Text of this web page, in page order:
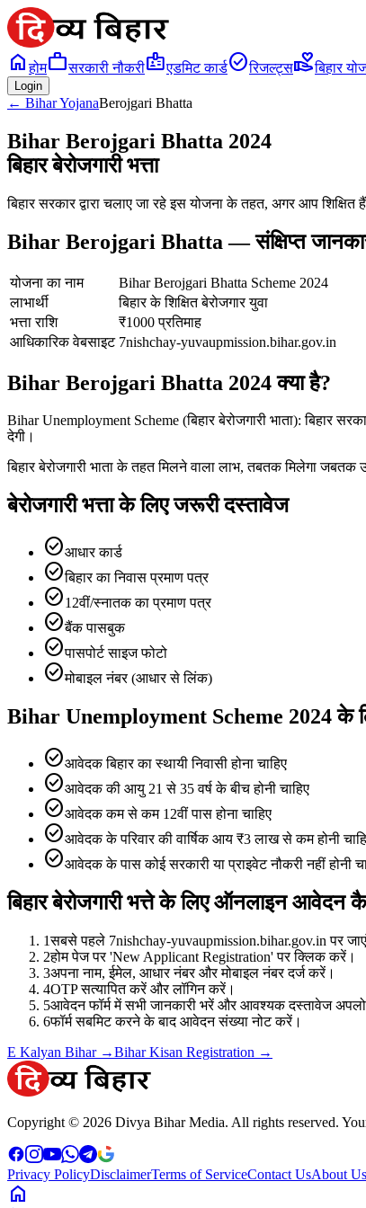
homeहोमworkसरकारी नौकरीbadgeएडमिट कार्डcheck_circleरिजल्ट्सvolunteer_activismबिहार
Login
← Bihar YojanaBerojgari Bhatta
Bihar Berojgari Bhatta 2024
बिहार बेरोजगारी भत्ता
बिहार सरकार द्वारा चलाए जा रहे इस योजना के तहत, अगर आप
Bihar Berojgari Bhatta — संक्षिप्त
योजना का नाम
Bihar Berojgari Bhatta Scheme 2024
लाभार्थी
बिहार के शिक्षित बेरोजगार युवा
भत्ता राशि
₹1000 प्रतिमाह
आधिकारिक वेबसाइट 7nishchay-yuvaupmission.bihar.gov.in
Bihar Berojgari Bhatta 2024 क्या है?
Bihar Unemployment Scheme (बिहार बेरोजगारी भाता): बिहार
देगी।
बिहार बेरोजगारी भाता के तहत मिलने वाला लाभ, तबतक मिलेगा
बेरोजगारी भत्ता के लिए जरूरी दस्तावेज
check_circleआधार कार्ड
check_circleबिहार का निवास प्रमाण पत्र
check_circle12वीं/स्नातक का प्रमाण पत्र
check_circleबैंक पासबुक
check_circleपासपोर्ट साइज फोटो
check_circleमोबाइल नंबर (आधार से लिंक)
Bihar Unemployment Scheme 2024 के
check_circleआवेदक बिहार का स्थायी निवासी होना चाहिए
check_circleआवेदक की आयु 21 से 35 वर्ष के बीच होनी चाहिए
check_circleआवेदक कम से कम 12वीं पास होना चाहिए
check_circleआवेदक के परिवार की वार्षिक आय ₹3 लाख से कम होनी
check_circleआवेदक के पास कोई सरकारी या प्राइवेट नौकरी नहीं होनी
बिहार बेरोजगारी भत्ते के लिए ऑनलाइन आवेदन
1सबसे पहले 7nishchay-yuvaupmission.bihar.gov.in पर
2होम पेज पर 'New Applicant Registration' पर क्लिक करें।
3अपना नाम, ईमेल, आधार नंबर और मोबाइल नंबर दर्ज करें।
4OTP सत्यापित करें और लॉगिन करें।
5आवेदन फॉर्म में सभी जानकारी भरें और आवश्यक दस्तावेज
6फॉर्म सबमिट करने के बाद आवेदन संख्या नोट करें।
E Kalyan Bihar →Bihar Kisan Registration →
Copyright © 2026 Divya Bihar Media. All rights reserved.
Privacy PolicyDisclaimerTerms of ServiceContact UsAbout Us
home